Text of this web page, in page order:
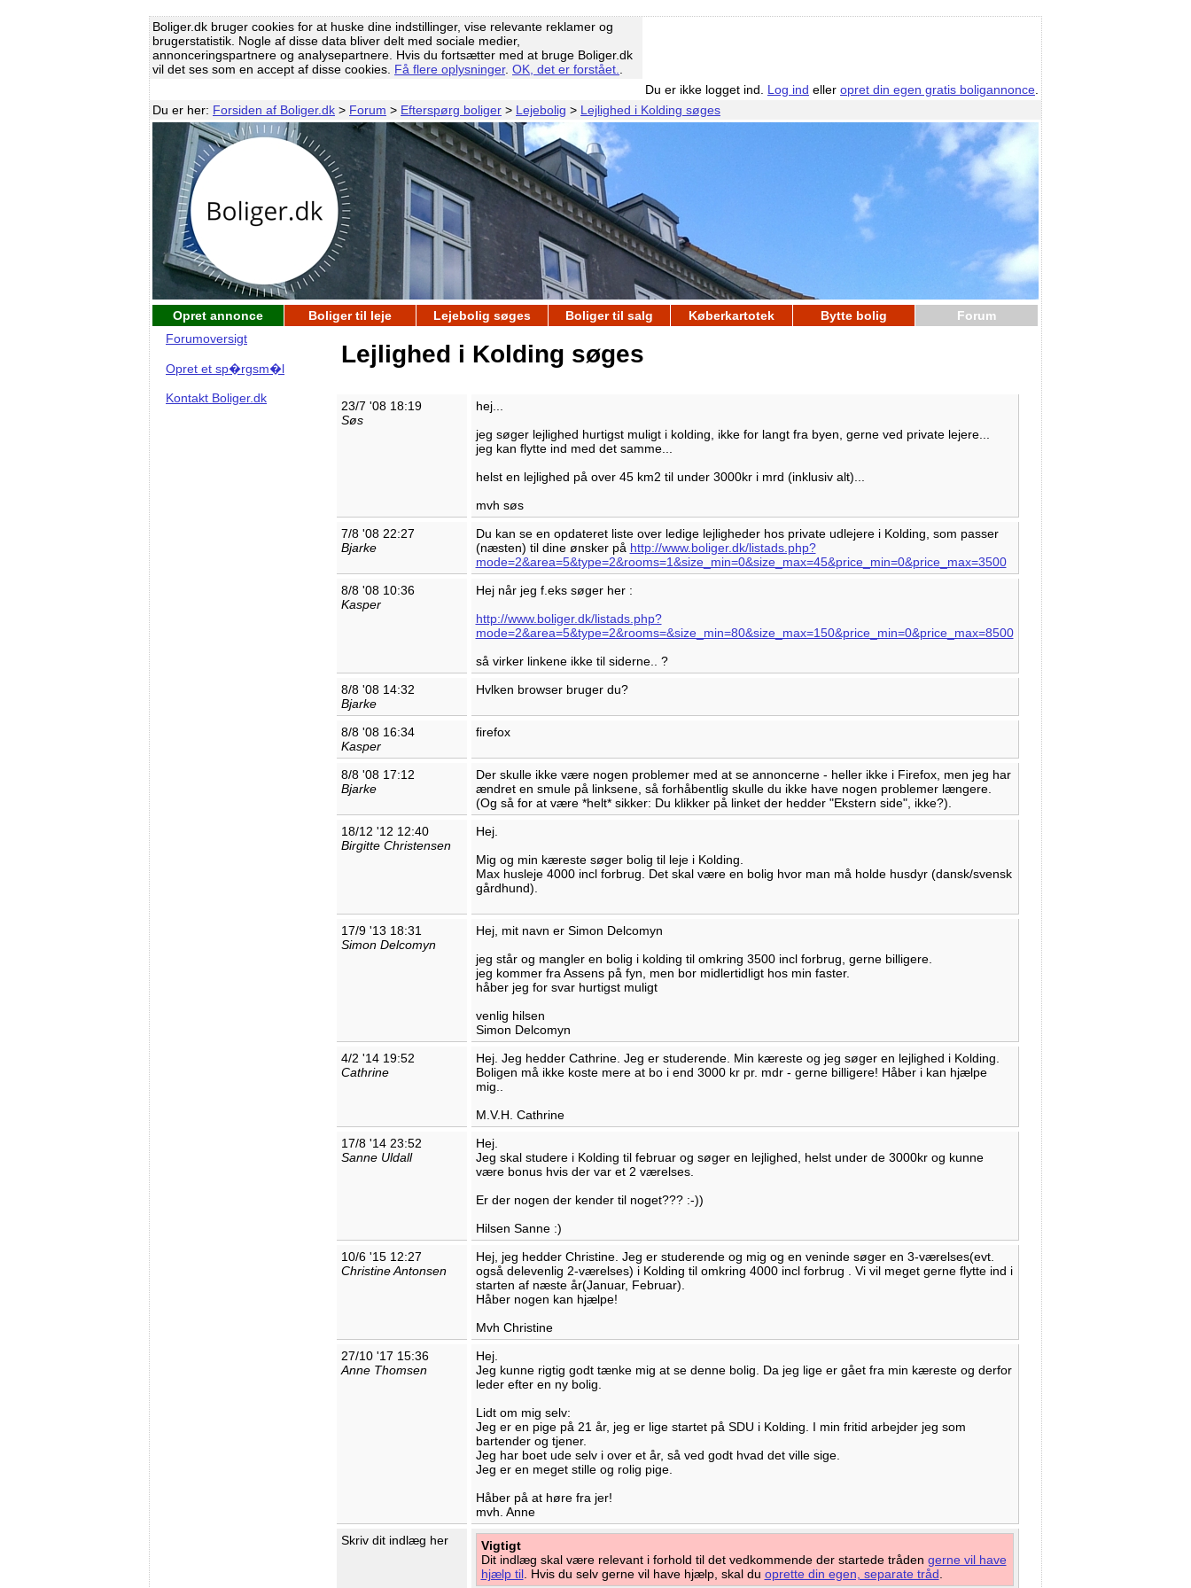
Boliger.dk bruger cookies for at huske dine indstillinger, vise relevante reklamer og
brugerstatistik. Nogle af disse data bliver delt med sociale medier,
annonceringspartnere og analysepartnere. Hvis du fortsætter med at bruge Boliger.dk
vil det ses som en accept af disse cookies. Få flere oplysninger. OK, det er forstået.
Du er ikke logget ind. Log ind eller opret din egen gratis boligannonce
Du er her: Forsiden af Boliger.dk > Forum > Efterspørg boliger > Lejebolig > Lejlighed i Kolding søges
Opret annonce Boliger til leje Lejebolig søges Boliger til salg Køberkartotek Bytte bolig
Forum
Forumoversigt
Opret et sp�rgsm�l
Kontakt Boliger.dk
Lejlighed i Kolding søges
23/7 '08 18:19
Søs
hej...
jeg søger lejlighed hurtigst muligt i kolding, ikke for langt fra byen, gerne ved private lejere...
jeg kan flytte ind med det samme...
helst en lejlighed på over 45 km2 til under 3000kr i mrd (inklusiv alt)...
mvh søs
7/8 '08 22:27
Bjarke
Du kan se en opdateret liste over ledige lejligheder hos private udlejere i Kolding, som passer
(næsten) til dine ønsker på http://www.boliger.dk/listads.php?
mode=2&area=5&type=2&rooms=1&size_min=0&size_max=45&price_min=0&price_max=3500
8/8 '08 10:36
Kasper
Hej når jeg f.eks søger her :
http://www.boliger.dk/listads.php?
mode=2&area=5&type=2&rooms=&size_min=80&size_max=150&price_min=0&price_max=8500
så virker linkene ikke til siderne.. ?
8/8 '08 14:32
Bjarke
Hvlken browser bruger du?
8/8 '08 16:34
Kasper
firefox
8/8 '08 17:12
Bjarke
Der skulle ikke være nogen problemer med at se annoncerne - heller ikke i Firefox, men jeg har
ændret en smule på linksene, så forhåbentlig skulle du ikke have nogen problemer længere.
(Og så for at være *helt* sikker: Du klikker på linket der hedder "Ekstern side", ikke?).
18/12 '12 12:40
Birgitte Christensen
Hej.
Mig og min kæreste søger bolig til leje i Kolding.
Max husleje 4000 incl forbrug. Det skal være en bolig hvor man må holde husdyr (dansk/svensk
gårdhund).
17/9 '13 18:31
Simon Delcomyn
Hej, mit navn er Simon Delcomyn
jeg står og mangler en bolig i kolding til omkring 3500 incl forbrug, gerne billigere.
jeg kommer fra Assens på fyn, men bor midlertidligt hos min faster.
håber jeg for svar hurtigst muligt
venlig hilsen
Simon Delcomyn
4/2 '14 19:52
Cathrine
Hej. Jeg hedder Cathrine. Jeg er studerende. Min kæreste og jeg søger en lejlighed i Kolding.
Boligen må ikke koste mere at bo i end 3000 kr pr. mdr - gerne billigere! Håber i kan hjælpe
mig..
M.V.H. Cathrine
17/8 '14 23:52
Sanne Uldall
Hej.
Jeg skal studere i Kolding til februar og søger en lejlighed, helst under de 3000kr og kunne
være bonus hvis der var et 2 værelses.
Er der nogen der kender til noget??? :-))
Hilsen Sanne :)
10/6 '15 12:27
Christine Antonsen
Hej, jeg hedder Christine. Jeg er studerende og mig og en veninde søger en 3-værelses(evt.
også delevenlig 2-værelses) i Kolding til omkring 4000 incl forbrug . Vi vil meget gerne flytte ind i
starten af næste år(Januar, Februar).
Håber nogen kan hjælpe!
Mvh Christine
27/10 '17 15:36
Anne Thomsen
Hej.
Jeg kunne rigtig godt tænke mig at se denne bolig. Da jeg lige er gået fra min kæreste og derfor
leder efter en ny bolig.
Lidt om mig selv:
Jeg er en pige på 21 år, jeg er lige startet på SDU i Kolding. I min fritid arbejder jeg som
bartender og tjener.
Jeg har boet ude selv i over et år, så ved godt hvad det ville sige.
Jeg er en meget stille og rolig pige.
Håber på at høre fra jer!
mvh. Anne
Skriv dit indlæg her
Vigtigt
Dit indlæg skal være relevant i forhold til det vedkommende der startede tråden gerne vil have
hjælp til. Hvis du selv gerne vil have hjælp, skal du oprette din egen, separate tråd